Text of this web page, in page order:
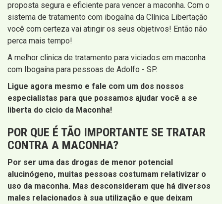
proposta segura e eficiente para vencer a maconha. Com o
sistema de tratamento com ibogaína da Clínica Libertação
você com certeza vai atingir os seus objetivos! Então não
perca mais tempo!
A melhor clinica de tratamento para viciados em maconha
com Ibogaína para pessoas de Adolfo - SP.
Ligue agora mesmo e fale com um dos nossos
especialistas para que possamos ajudar você a se
liberta do cicio da Maconha!
POR QUE É TÃO IMPORTANTE SE TRATAR
CONTRA A MACONHA?
Por ser uma das drogas de menor potencial
alucinógeno, muitas pessoas costumam relativizar o
uso da maconha. Mas desconsideram que há diversos
males relacionados à sua utilização e que deixam